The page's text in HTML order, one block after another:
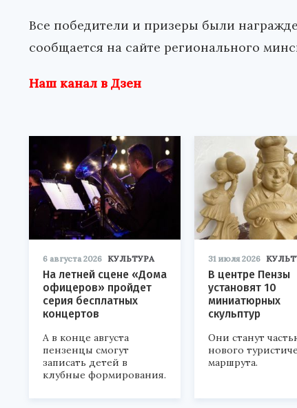
Все победители и призеры были
сообщается на сайте регионального
Наш канал в Дзен
6 августа 2026 КУЛЬТУРА
На летней сцене «Дома
офицеров» пройдет
серия бесплатных
концертов
А в конце августа
пензенцы смогут
записать детей в
клубные формирования.
31 июля 2026
В центре Пензы
установят 10
миниатюрных
скульптур
Они станут
нового
маршрута.